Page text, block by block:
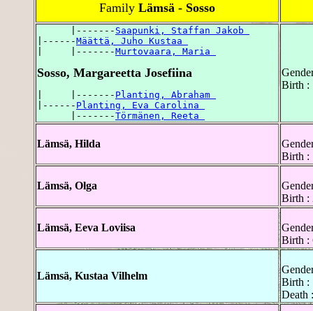
Family Lämsä - Sosso
      |-------
Saapunki, Staffan Jakob
|------Määttä, Juho Kustaa
|     |-------Murtovaara, Maria
Sosso, Margareetta Josefiina
|     |------- Planting, Abraham
|------ Planting, Eva Carolina
      |-------
Törmänen, Reeta
Birth :
Lämsä, Hilda
Birth :
Lämsä, Olga
Birth :
Lämsä, Eeva Loviisa
Birth :
Lämsä, Kustaa Vilhelm
Birth :
Death